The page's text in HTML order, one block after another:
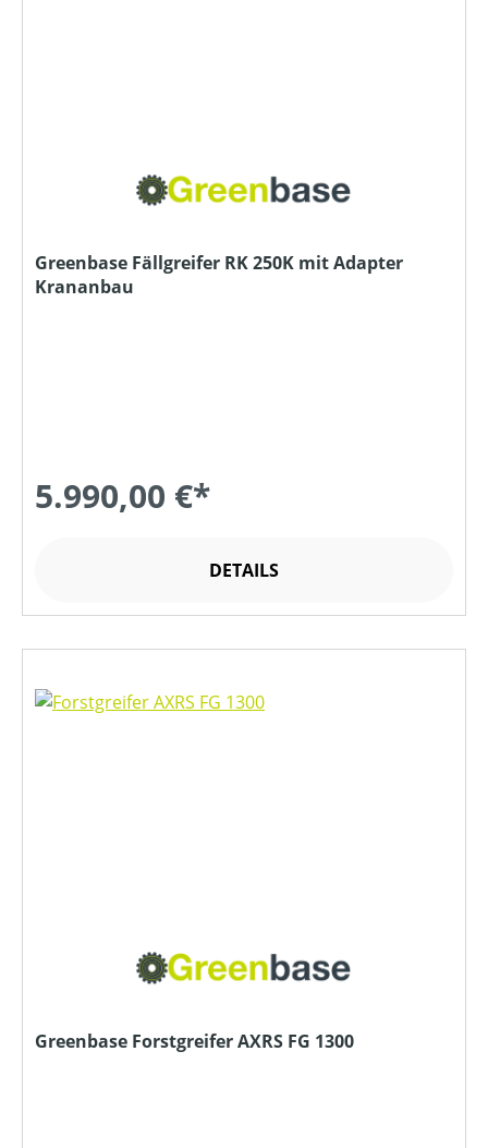
Greenbase Fällgreifer RK 250K mit Adapter
Krananbau
5.990,00 €*
DETAILS
Greenbase Forstgreifer AXRS FG 1300